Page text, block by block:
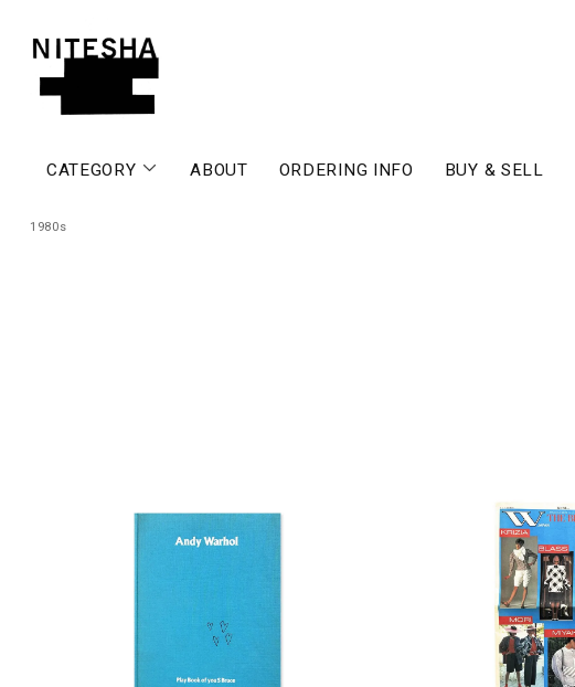
CATEGORY ABOUT ORDERING INFO BUY & SELL
1980s